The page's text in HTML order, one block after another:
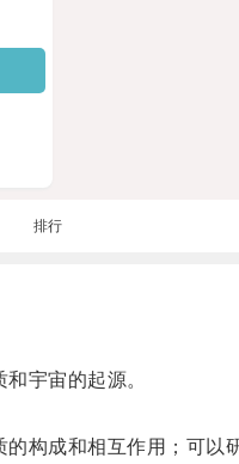
排行
宇宙的起源。
构成和相互作用；可以